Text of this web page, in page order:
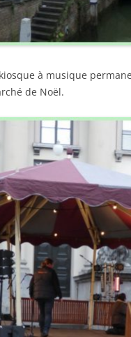
à musique
de Noël.